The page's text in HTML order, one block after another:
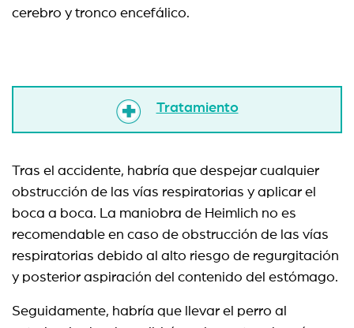
cerebro y tronco encefálico.
Tratamiento
Tras el accidente, habría que despejar cualquier
obstrucción de las vías respiratorias y aplicar el
boca a boca. La maniobra de Heimlich no es
recomendable en caso de obstrucción de las vías
respiratorias debido al alto riesgo de regurgitación
y posterior aspiración del contenido del estómago.
Seguidamente, habría que llevar el perro al